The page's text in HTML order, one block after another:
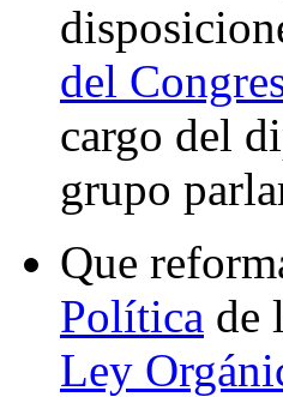
del
cargo del
grupo
Que
Política de
Ley